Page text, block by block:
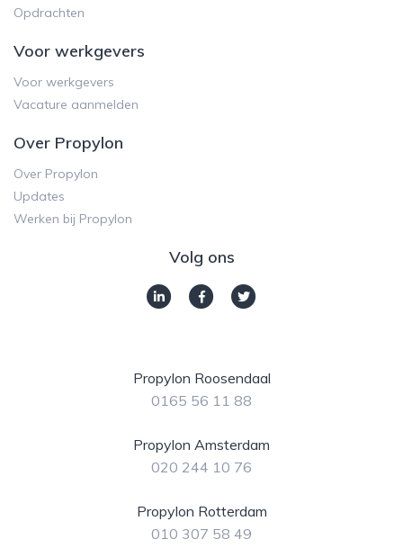
Opdrachten
Voor werkgevers
Voor werkgevers
Vacature aanmelden
Over Propylon
Over Propylon
Updates
Werken bij Propylon
Volg ons
Propylon Roosendaal
0165 56 11 88
Propylon Amsterdam
020 244 10 76
Propylon Rotterdam
010 307 58 49